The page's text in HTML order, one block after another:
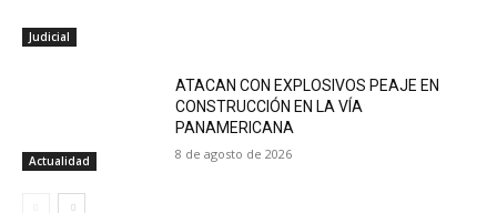
Judicial
Actualidad
ATACAN CON EXPLOSIVOS PEAJE EN
CONSTRUCCIÓN EN LA VÍA
PANAMERICANA
8 de agosto de 2026